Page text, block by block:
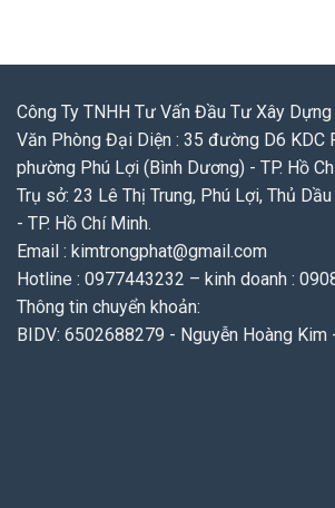
Công Ty TNHH Tư Vấn Đầu Tư Xây
Văn Phòng Đại Diện : 35 đường D6 KDC
phường Phú Lợi (Bình Dương) - TP. Hồ
Trụ sở: 23 Lê Thị Trung, Phú Lợi, Thủ
- TP. Hồ Chí Minh.
Email : kimtrongphat@gmail.com
Hotline : 0977443232 – kinh doanh :
Thông tin chuyển khoản:
BIDV: 6502688279 - Nguyễn Hoàng Kim